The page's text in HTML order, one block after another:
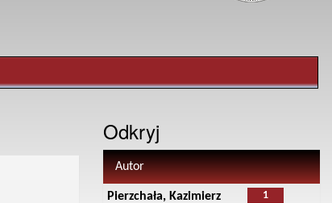
Odkryj
Autor
1
Pierzchała, Kazimierz